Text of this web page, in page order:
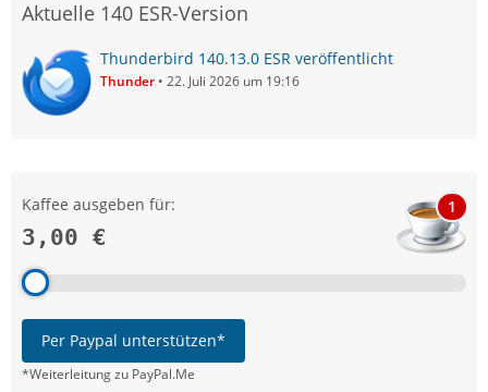
Aktuelle 140 ESR-Version
Thunderbird 140.13.0 ESR veröffentlicht
Thunder 22. Juli 2026 um 19:16
Kaffee ausgeben für:
3,00 €
1
Per Paypal unterstützen*
*Weiterleitung zu PayPal.Me